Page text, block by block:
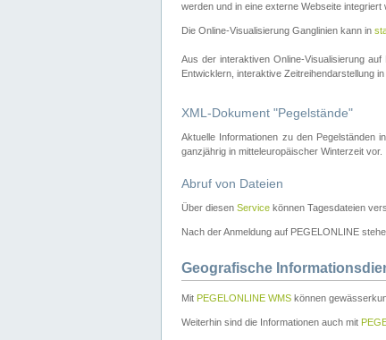
werden und in eine externe Webseite integriert
Die Online-Visualisierung Ganglinien kann in
Aus der interaktiven Online-Visualisierung
Entwicklern, interaktive Zeitreihendarstellung
XML-Dokument "Pegelstände"
Aktuelle Informationen zu den Pegelständen
ganzjährig in mitteleuropäischer Winterzeit vor.
Abruf von Dateien
Über diesen Service können Tagesdateien
Nach der Anmeldung auf PEGELONLINE
Geografische
Mit PEGELONLINE WMS können
Weiterhin sind die Informationen auch mit